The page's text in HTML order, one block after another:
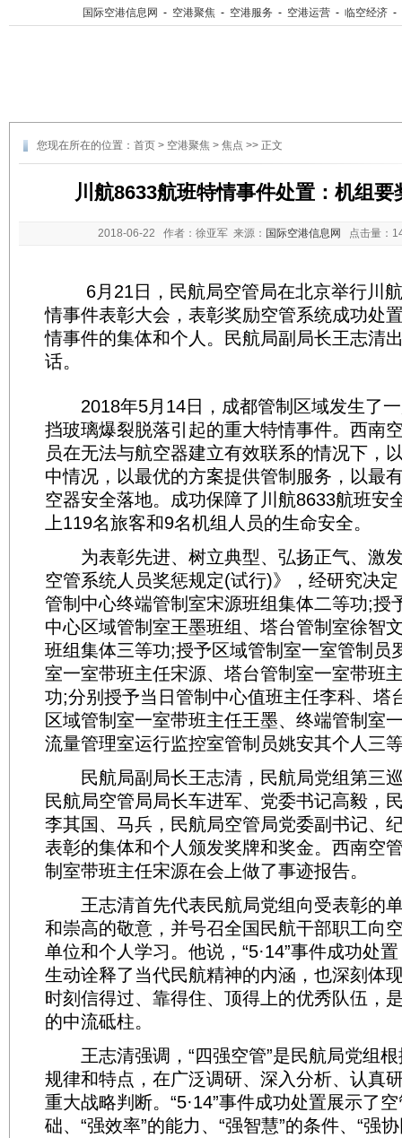
国际空港信息网 - 空港聚焦 - 空港服务 - 空港运营 - 临空经济 -
您现在所在的位置： 首页 > 空港聚焦 > 焦点 >> 正文
川航8633航班特情事件处置：机组要
2018-06-22 作者：徐亚军 来源： 国际空港信息网 点击量：
6月21日，民航局空管局在北京举行川航
情事件表彰大会，表彰奖励空管系统成功处
情事件的集体和个人。民航局副局长王志清
话。
2018年5月14日，成都管制区域发生了一
挡玻璃爆裂脱落引起的重大特情事件。西南
员在无法与航空器建立有效联系的情况下，
中情况，以最优的方案提供管制服务，以最
空器安全落地。成功保障了川航8633航班安
上119名旅客和9名机组人员的生命安全。
为表彰先进、树立典型、弘扬正气、激
空管系统人员奖惩规定(试行)》，经研究决
管制中心终端管制室宋源班组集体二等功;授
中心区域管制室王墨班组、塔台管制室徐智
班组集体三等功;授予区域管制室一室管制员
室一室带班主任宋源、塔台管制室一室带班
功;分别授予当日管制中心值班主任李科、塔
区域管制室一室带班主任王墨、终端管制室
流量管理室运行监控室管制员姚安其个人三
民航局副局长王志清，民航局党组第三
民航局空管局局长车进军、党委书记高毅，
李其国、马兵，民航局空管局党委副书记、
表彰的集体和个人颁发奖牌和奖金。西南空
制室带班主任宋源在会上做了事迹报告。
王志清首先代表民航局党组向受表彰的
和崇高的敬意，并号召全国民航干部职工向
单位和个人学习。他说，“5·14”事件成功处
生动诠释了当代民航精神的内涵，也深刻体
时刻信得过、靠得住、顶得上的优秀队伍，
的中流砥柱。
王志清强调，“四强空管”是民航局党组根
规律和特点，在广泛调研、深入分析、认真
重大战略判断。“5·14”事件成功处置展示了
础、“强效率”的能力、“强智慧”的条件、“强